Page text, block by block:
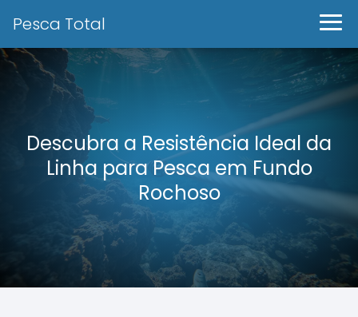
Pesca Total
Descubra a Resistência Ideal da
Linha para Pesca em Fundo
Rochoso